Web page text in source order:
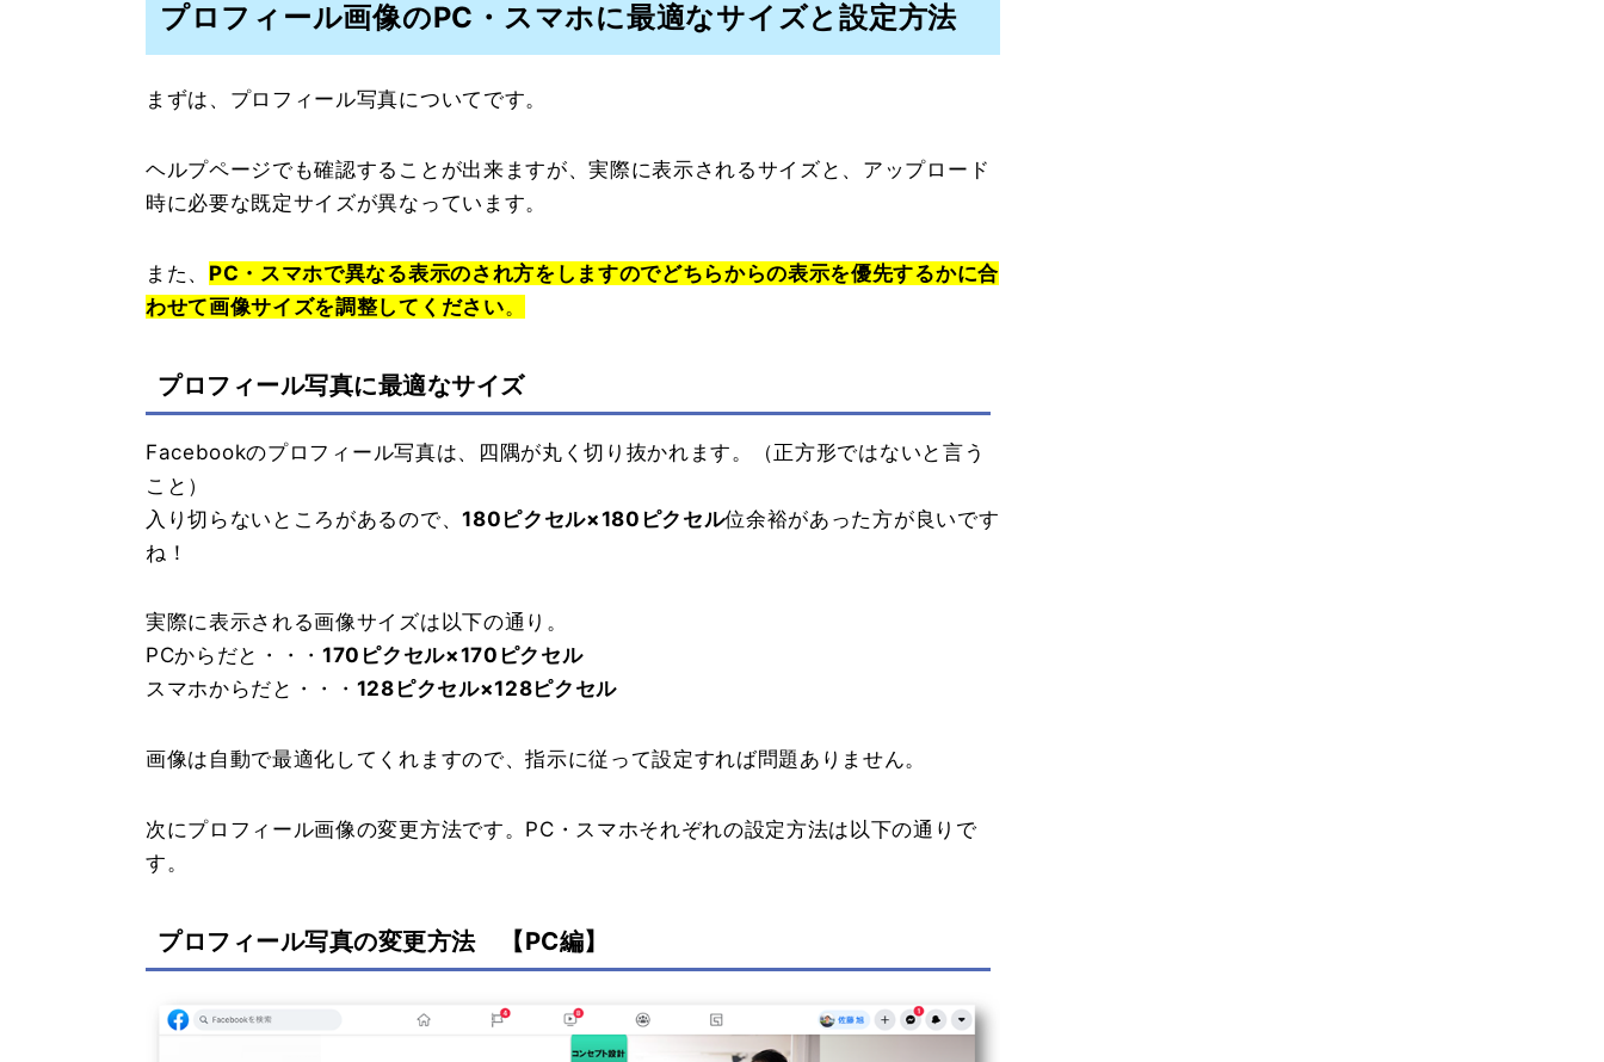
プロフィール画像のPC・スマホに最適なサイズと設定方法
まずは、プロフィール写真についてです。
ヘルプページでも確認することが出来ますが、実際に表示されるサイズと、アップロード
時に必要な既定サイズが異なっています。
また、 PC・スマホで異なる表示のされ方をしますのでどちらからの表示を優先するかに合
わせて画像サイズを調整してください。
プロフィール写真に最適なサイズ
Facebookのプロフィール写真は、四隅が丸く切り抜かれます。（正方形ではないと言う
こと）
入り切らないところがあるので、180ピクセル×180ピクセル位余裕があった方が良いです
ね！
実際に表示される画像サイズは以下の通り。
PCからだと・・・170ピクセル×170ピクセル
スマホからだと・・・ 128ピクセル×128ピクセル
画像は自動で最適化してくれますので、指示に従って設定すれば問題ありません。
次にプロフィール画像の変更方法です。PC・スマホそれぞれの設定方法は以下の通りで
す。
プロフィール写真の変更方法 【PC編】